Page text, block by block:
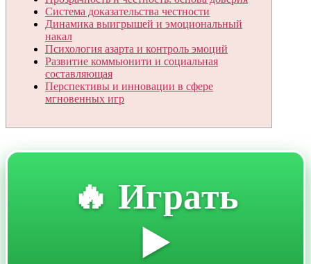
Система доказательства честности
Динамика выигрышей и эмоциональный
накал
Психология азарта и контроль эмоций
Развитие коммьюнити и социальная
составляющая
Перспективы и инновации в сфере
мгновенных игр
🔥 Играть
▶️